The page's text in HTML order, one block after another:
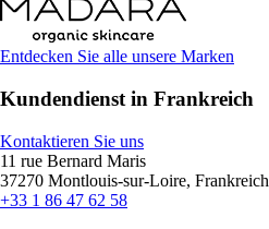
Entdecken Sie alle unsere Marken
Kundendienst in Frankreich
Kontaktieren Sie uns
11 rue Bernard Maris
37270 Montlouis-sur-Loire, Frankreich
+33 1 86 47 62 58